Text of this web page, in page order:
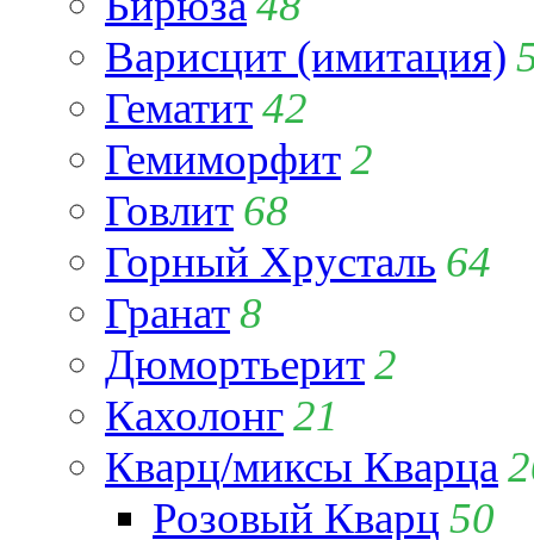
Варисцит (имитация)
Гематит42
Гемиморфит2
Говлит 68
Горный Хрусталь 64
Гранат8
Дюмортьерит2
Кахолонг21
Кварц/миксы Кварца
Розовый Кварц 50